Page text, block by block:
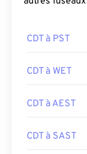
CDT à PST
CDT à WET
CDT à AEST
CDT à SAST